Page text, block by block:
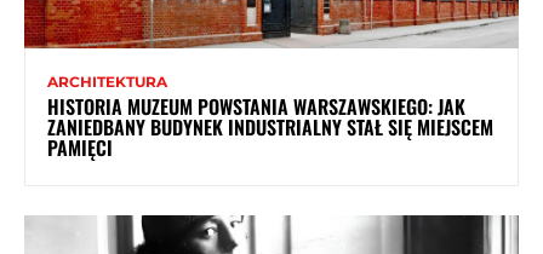
ARCHITEKTURA
HISTORIA MUZEUM POWSTANIA WARSZAWSKIEGO: JAK
ZANIEDBANY BUDYNEK INDUSTRIALNY STAŁ SIĘ MIEJSCEM
PAMIĘCI